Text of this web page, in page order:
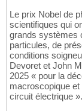
Le prix Nobel de
scientifiques qui
grands systèmes
particules, de
conditions
Devoret et John
2025 « pour la
macroscopique et
circuit électrique ».